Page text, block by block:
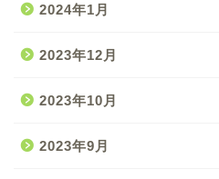
2024年1月
2023年12月
2023年10月
2023年9月